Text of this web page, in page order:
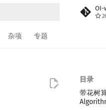
杂项 专题
目录
带花树